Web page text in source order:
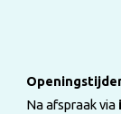
Na afspraak via